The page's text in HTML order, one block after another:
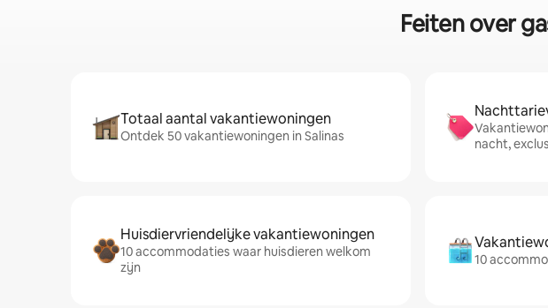
Feiten over
Totaal aantal vakantiewoningen
Ontdek 50 vakantiewoningen in Salinas
nacht,
Huisdiervriendelijke vakantiewoningen
10 accommodaties waar huisdieren welkom
zijn
10